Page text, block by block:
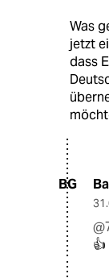
Was
jetzt
dass
BG
👍